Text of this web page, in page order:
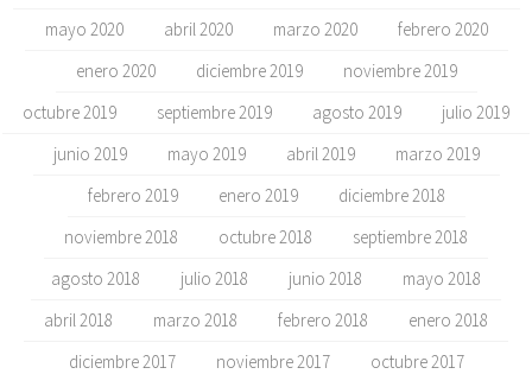
mayo 2020
abril 2020 marzo 2020
febrero 2020
enero 2020
diciembre 2019
noviembre 2019
octubre 2019
septiembre 2019 agosto 2019
julio 2019
junio 2019
mayo 2019 abril 2019
marzo 2019
febrero 2019
enero 2019
diciembre 2018
noviembre 2018
octubre 2018
septiembre 2018
agosto 2018
julio 2018 junio 2018
mayo 2018
abril 2018
marzo 2018 febrero 2018
enero 2018
diciembre 2017
noviembre 2017
octubre 2017